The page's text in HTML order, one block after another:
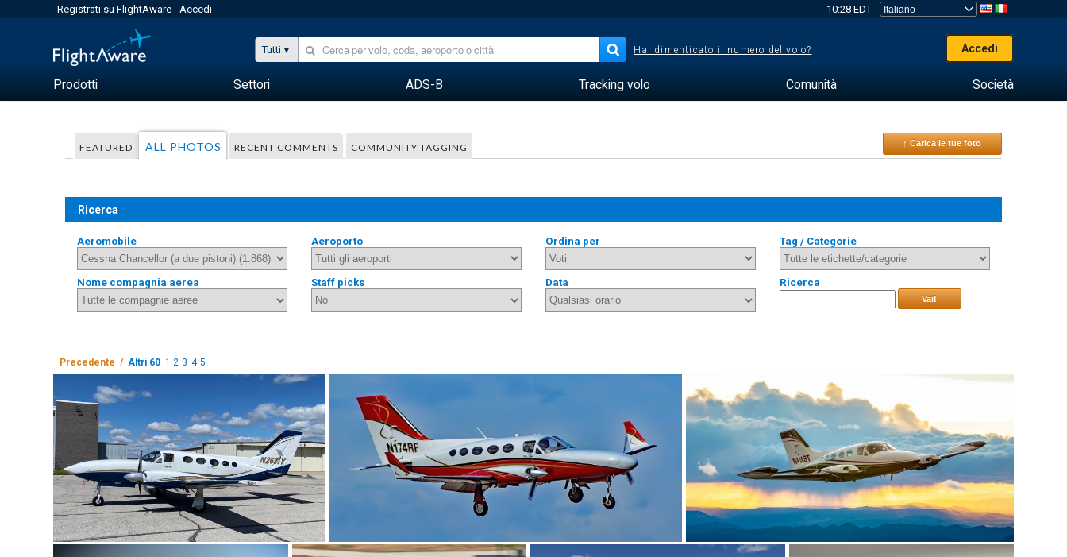
Registrati su FlightAware Accedi 10:28 EDT
Tutti Hai dimenticato il numero del volo? Accedi
Prodotti Settori ADS-B Tracking volo Comunità Società
FEATURED ALL PHOTOS RECENT COMMENTS COMMUNITY TAGGING ↑ Carica le tue foto
Ricerca
Aeromobile Aeroporto Ordina per Tag / Categorie
Nome compagnia aerea Staff picks Data Ricerca
Vai!
Precedente / Altri 60 1 2 3 4 5